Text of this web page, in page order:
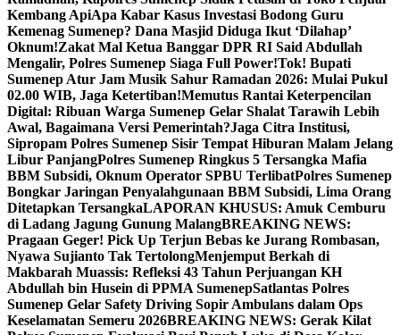
Kembang ApiApa Kabar Kasus Investasi Bodong Guru
Kemenag Sumenep? Dana Masjid Diduga Ikut ‘Dilahap’
Oknum!Zakat Mal Ketua Banggar DPR RI Said Abdullah
Mengalir, Polres Sumenep Siaga Full Power!Tok! Bupati
Sumenep Atur Jam Musik Sahur Ramadan 2026: Mulai Pukul
02.00 WIB, Jaga Ketertiban!Memutus Rantai Keterpencilan
Digital: Ribuan Warga Sumenep Gelar Shalat Tarawih Lebih
Awal, Bagaimana Versi Pemerintah?Jaga Citra Institusi,
Sipropam Polres Sumenep Sisir Tempat Hiburan Malam Jelang
Libur PanjangPolres Sumenep Ringkus 5 Tersangka Mafia
BBM Subsidi, Oknum Operator SPBU TerlibatPolres Sumenep
Bongkar Jaringan Penyalahgunaan BBM Subsidi, Lima Orang
Ditetapkan TersangkaLAPORAN KHUSUS: Amuk Cemburu
di Ladang Jagung Gunung MalangBREAKING NEWS:
Pragaan Geger! Pick Up Terjun Bebas ke Jurang Rombasan,
Nyawa Sujianto Tak TertolongMenjemput Berkah di
Makbarah Muassis: Refleksi 43 Tahun Perjuangan KH
Abdullah bin Husein di PPMA SumenepSatlantas Polres
Sumenep Gelar Safety Driving Sopir Ambulans dalam Ops
Keselamatan Semeru 2026BREAKING NEWS: Gerak Kilat